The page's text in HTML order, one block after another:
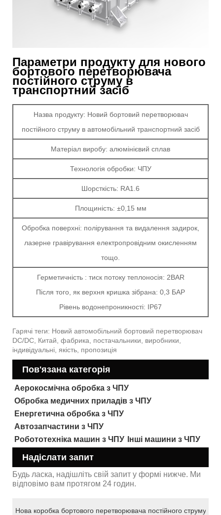
Параметри продукту для нового
бортового перетворювача
постійного струму в
транспортний засіб
Назва продукту: Новий бортовий перетворювач
постійного струму в автомобільний транспортний засіб
Матеріал виробу: алюмінієвий сплав
Технологія обробки: ЧПУ
Шорсткість: RA1.6
Площиність: ±0,15 мм
Обробка поверхні: полірування та видалення задирок,
лазерне гравірування електропровідним окисленням
тощо.
Герметичність : тиск потоку теплоносія: 2BAR
Після того, як верхня кришка зібрана: 0,3 БАР
Рівень водонепроникності: IP67
Гарячі теги: Новий автомобільний бортовий перетворювач
DC/DC, Китай, фабрика, постачальники, виробники,
індивідуальні, якість, пропозиція
Пов'язана категорія
Аерокосмічна обробка з ЧПУ
Обробка медичних приладів з ЧПУ
Енергетична обробка з ЧПУ
Автозапчастини з ЧПУ
Робототехніка машин з ЧПУ
Інші машини з ЧПУ
Надіслати запит
Будь ласка, надішліть свій запит у формі нижче. Ми
відповімо вам протягом 24 годин.